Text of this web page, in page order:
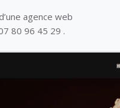
agence web
80 96 45 29 .